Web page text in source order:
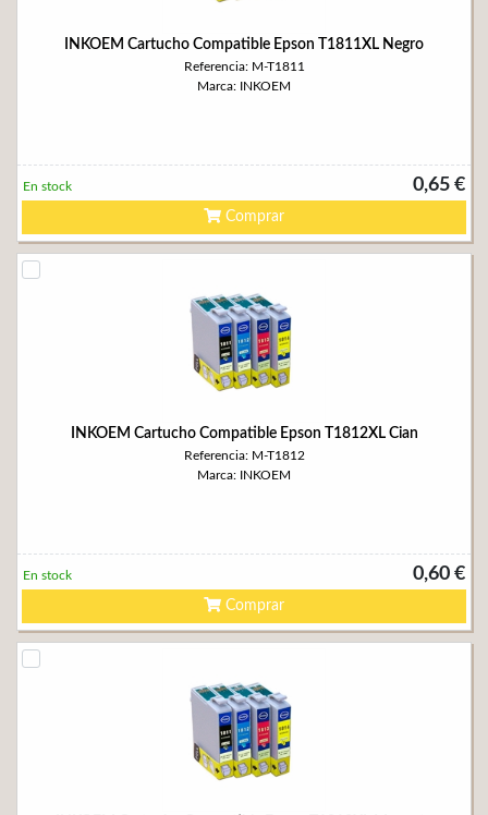
INKOEM Cartucho Compatible Epson T1811XL Negro
Referencia: M-T1811
Marca: INKOEM
0,65 €
En stock
Comprar
INKOEM Cartucho Compatible Epson T1812XL Cian
Referencia: M-T1812
Marca: INKOEM
0,60 €
En stock
Comprar